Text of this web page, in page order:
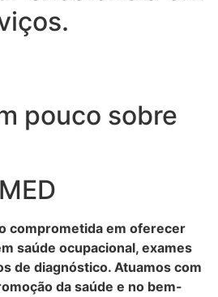
pouco sobre
comprometida em oferecer
saúde ocupacional, exames
de diagnóstico. Atuamos com
da saúde e no bem-